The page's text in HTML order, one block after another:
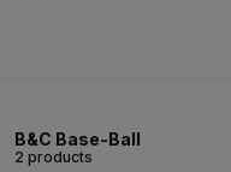
B&C Base-Ball
2 products